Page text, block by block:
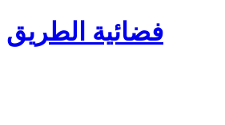
فضائية الطريق